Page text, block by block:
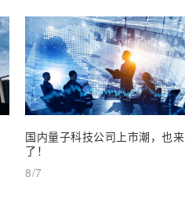
国内量子科技公司上市潮，也来
了！
8/7